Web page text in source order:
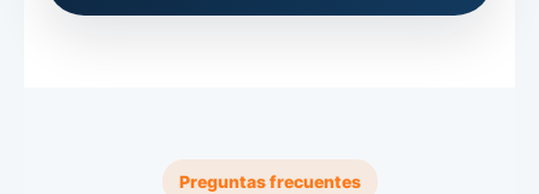
Preguntas frecuentes